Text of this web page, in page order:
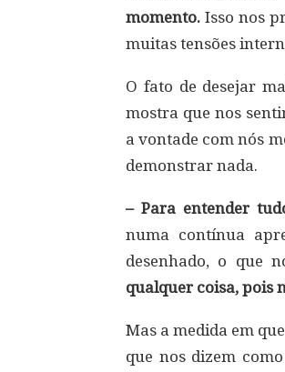
momento. Isso nos
muitas tensões
O fato de desejar
mostra que nos
a vontade com nós
demonstrar nada.
– Para entender
numa contínua
desenhado, o que
qualquer coisa, pois
Mas a medida em
que nos dizem